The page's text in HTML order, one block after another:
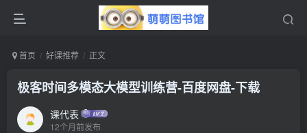
首页 好课推荐 正文
极客时间多模态大模型训练营-百度网盘-下载
课代表
12个月前发布